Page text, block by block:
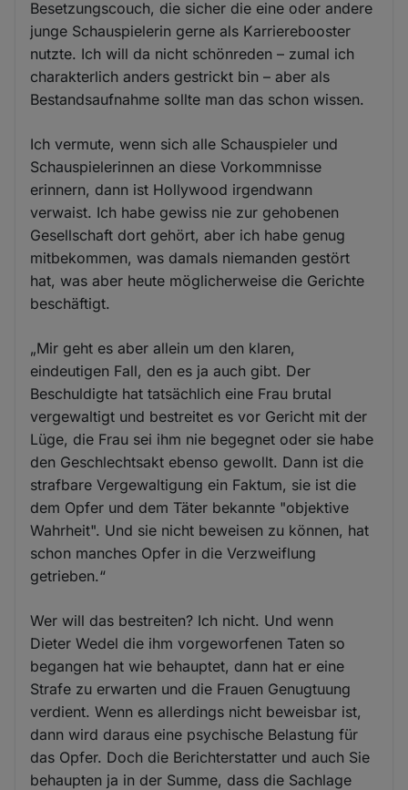
Besetzungscouch, die sicher die eine oder andere
junge Schauspielerin gerne als Karrierebooster
nutzte. Ich will da nicht schönreden – zumal ich
charakterlich anders gestrickt bin – aber als
Bestandsaufnahme sollte man das schon wissen.
Ich vermute, wenn sich alle Schauspieler und
Schauspielerinnen an diese Vorkommnisse
erinnern, dann ist Hollywood irgendwann
verwaist. Ich habe gewiss nie zur gehobenen
Gesellschaft dort gehört, aber ich habe genug
mitbekommen, was damals niemanden gestört
hat, was aber heute möglicherweise die Gerichte
beschäftigt.
„Mir geht es aber allein um den klaren,
eindeutigen Fall, den es ja auch gibt. Der
Beschuldigte hat tatsächlich eine Frau brutal
vergewaltigt und bestreitet es vor Gericht mit der
Lüge, die Frau sei ihm nie begegnet oder sie habe
den Geschlechtsakt ebenso gewollt. Dann ist die
strafbare Vergewaltigung ein Faktum, sie ist die
dem Opfer und dem Täter bekannte "objektive
Wahrheit". Und sie nicht beweisen zu können, hat
schon manches Opfer in die Verzweiflung
getrieben.“
Wer will das bestreiten? Ich nicht. Und wenn
Dieter Wedel die ihm vorgeworfenen Taten so
begangen hat wie behauptet, dann hat er eine
Strafe zu erwarten und die Frauen Genugtuung
verdient. Wenn es allerdings nicht beweisbar ist,
dann wird daraus eine psychische Belastung für
das Opfer. Doch die Berichterstatter und auch Sie
behaupten ja in der Summe, dass die Sachlage